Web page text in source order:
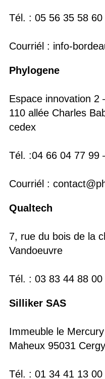
Tél. : 05 56 35 58
Courriél : info-
Phylogene
Espace innovation 2
110 allée Charles
cedex
Tél. :04 66 04 77 99
Courriél :
Qualtech
7, rue du bois de la
Vandoeuvre
Tél. : 03 83 44 88 00
Silliker SAS
Immeuble le
Maheux 95031
Tél. : 01 34 41 13